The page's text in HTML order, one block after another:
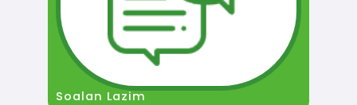
Soalan Lazim